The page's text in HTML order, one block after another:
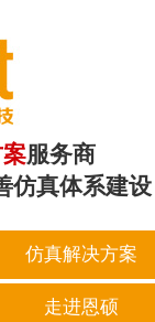
服务商
仿真体系建设
仿真解决方案
走进恩硕